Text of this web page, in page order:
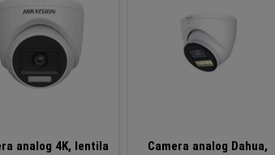
analog 4K, lentila
Camera analog Dahua,